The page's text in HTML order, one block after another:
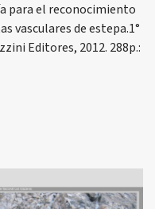
para el reconocimiento
vasculares de estepa.1°
Editores, 2012. 288p.: